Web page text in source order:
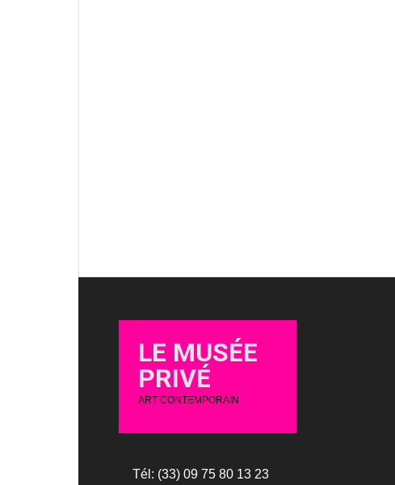
LE MUSÉE
PRIVÉ
ART CONTEMPORAIN
Tél: (33) 09 75 80 13 23